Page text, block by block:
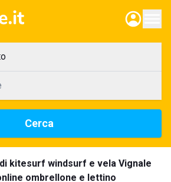
Cerca
kitesurf windsurf e vela Vignale
ombrellone e lettino